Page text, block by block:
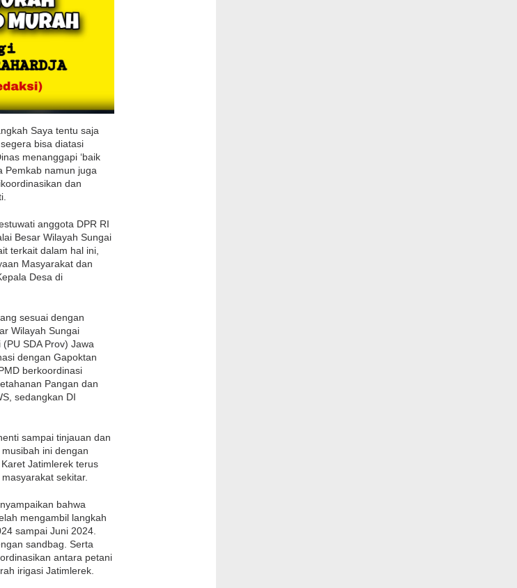
Saya tentu saja
bisa diatasi
menanggapi ‘baik
Pemkab namun juga
dan
anggota DPR RI
Besar Wilayah Sungai
terkait dalam hal ini,
Masyarakat dan
Desa di
sesuai dengan
Wilayah Sungai
SDA Prov) Jawa
dengan Gapoktan
berkoordinasi
Pangan dan
sedangkan DI
sampai tinjauan dan
ini dengan
Jatimlerek terus
sekitar.
bahwa
mengambil langkah
sampai Juni 2024.
sandbag. Serta
antara petani
irigasi Jatimlerek.